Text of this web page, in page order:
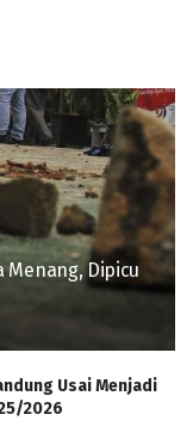
Menang, Dipicu
Usai Menjadi
2026